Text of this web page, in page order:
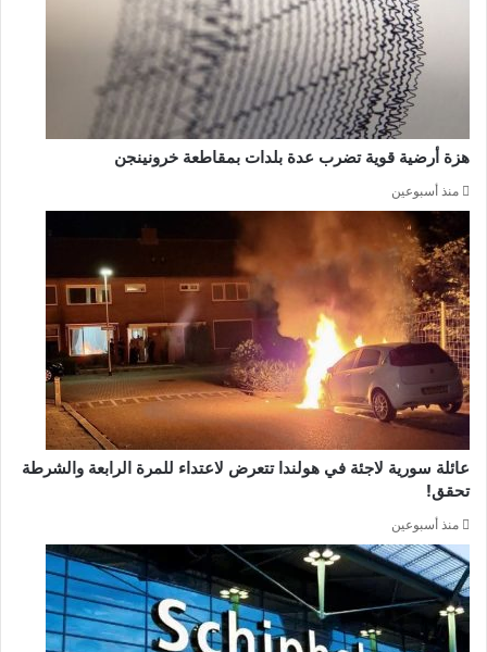
هزة أرضية قوية تضرب عدة بلدات بمقاطعة خرونينجن
منذ أسبوعين
عائلة سورية لاجئة في هولندا تتعرض لاعتداء للمرة الرابعة والشرطة
تحقق!
منذ أسبوعين